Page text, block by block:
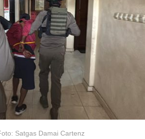
Satgas Damai Cartenz